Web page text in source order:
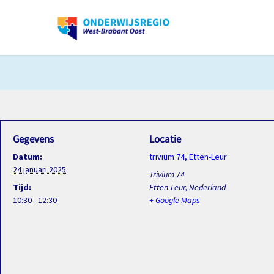
Gegevens
Datum:
24 januari 2025
Tijd:
10:30 - 12:30
Locatie
trivium 74, Etten-Leur
Trivium 74
Etten-Leur, Nederland
+ Google Maps